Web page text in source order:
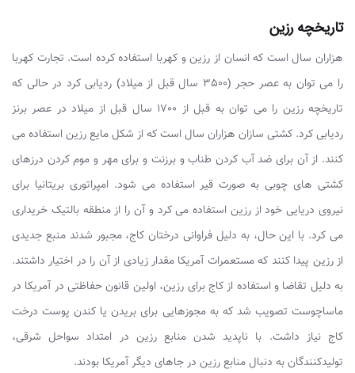
تاریخچه رزین
هزاران سال است که انسان از رزین و کهربا استفاده کرده است. تجارت کهربا
را می توان به عصر حجر (3500 سال قبل از میلاد) ردیابی کرد در حالی که
تاریخچه رزین را می توان به قبل از 1700 سال قبل از میلاد در عصر برنز
ردیابی کرد. کشتی سازان هزاران سال است که از شکل مایع رزین استفاده می
کنند. از آن برای ضد آب کردن طناب و برزنت و برای مهر و موم کردن درزهای
کشتی های چوبی به صورت قیر استفاده می شود. امپراتوری بریتانیا برای
نیروی دریایی خود از رزین استفاده می کرد و آن را از منطقه بالتیک خریداری
می کرد. با این حال، به دلیل فراوانی درختان کاج، مجبور شدند منبع جدیدی
از رزین پیدا کنند که مستعمرات آمریکا مقدار زیادی از آن را در اختیار داشتند.
به دلیل تقاضا و استفاده از کاج برای رزین، اولین قانون حفاظتی در آمریکا در
ماساچوست تصویب شد که به مجوزهایی برای بریدن یا کندن پوست درخت
کاج نیاز داشت. با ناپدید شدن منابع رزین در امتداد سواحل شرقی،
تولیدکنندگان به دنبال منابع رزین در جاهای دیگر آمریکا بودند.